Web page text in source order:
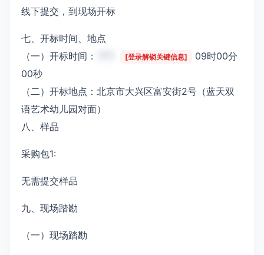
线下提交，到现场开标
七、开标时间、地点
（一）开标时间：
[登录解锁关键信息]
09时00分
00秒
（二）开标地点：北京市大兴区富安街2号（蓝天双
语艺术幼儿园对面）
八、样品
采购包1:
无需提交样品
九、现场踏勘
（一）现场踏勘